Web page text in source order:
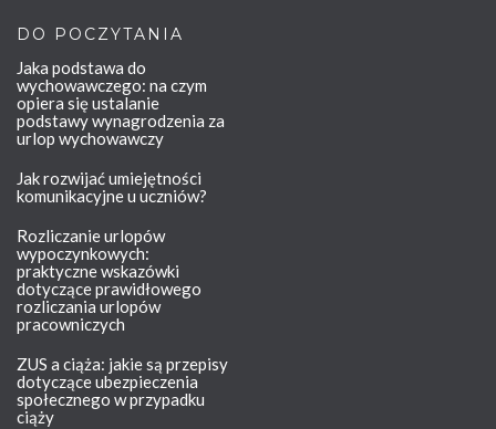
DO POCZYTANIA
Jaka podstawa do
wychowawczego: na czym
opiera się ustalanie
podstawy wynagrodzenia za
urlop wychowawczy
Jak rozwijać umiejętności
komunikacyjne u uczniów?
Rozliczanie urlopów
wypoczynkowych:
praktyczne wskazówki
dotyczące prawidłowego
rozliczania urlopów
pracowniczych
ZUS a ciąża: jakie są przepisy
dotyczące ubezpieczenia
społecznego w przypadku
ciąży